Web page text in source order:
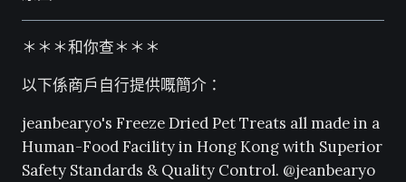
＊＊＊和你查＊＊＊
以下係商戶自行提供嘅簡介：
jeanbearyo's Freeze Dried Pet Treats all made in a
Human-Food Facility in Hong Kong with Superior
Safety Standards & Quality Control. @jeanbearyo